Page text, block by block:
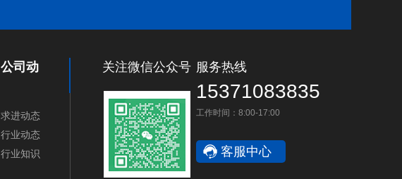
公司动
求进动态
行业动态
行业知识
关注微信公众号 服务热线
15371083835
工作时间：8:00-17:00
客服中心